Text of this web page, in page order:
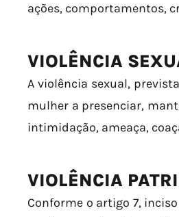
ações, comportamentos,
VIOLÊNCIA
A violência sexual,
mulher a presenciar,
intimidação, ameaça,
VIOLÊNCIA
Conforme o artigo 7,